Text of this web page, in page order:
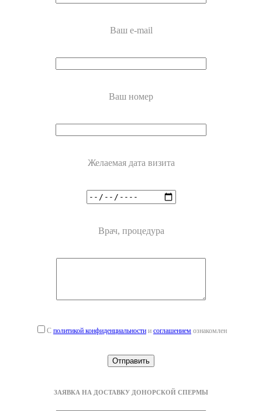
Ваш e-mail
Ваш номер
Желаемая дата визита
Врач, процедура
С политикой конфиденциальности и соглашением ознакомлен
ЗАЯВКА НА ДОСТАВКУ ДОНОРСКОЙ СПЕРМЫ